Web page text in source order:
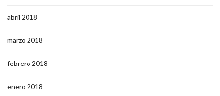
abril 2018
marzo 2018
febrero 2018
enero 2018